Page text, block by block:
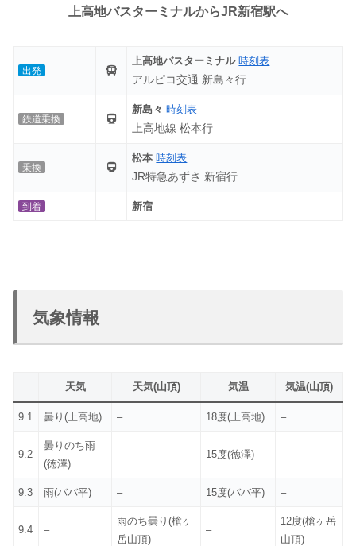
上高地バスターミナルからJR新宿駅へ
出発
上高地バスターミナル 時刻表
アルピコ交通 新島々行
鉄道乗換
新島々 時刻表
上高地線 松本行
乗換
松本 時刻表
JR特急あずさ 新宿行
到着 新宿
気象情報
天気 天気(山頂) 気温 気温(山頂)
9.1 曇り(上高地) – 18度(上高地) –
9.2
曇りのち雨
(徳澤)
– 15度(徳澤) –
9.3 雨(ババ平) – 15度(ババ平) –
9.4 –
雨のち曇り(槍ヶ
岳山頂)
–
12度(槍ヶ岳
山頂)